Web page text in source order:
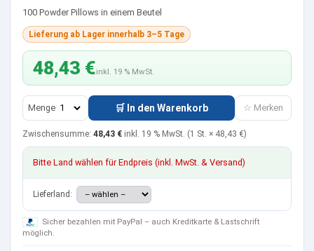
100 Powder Pillows in einem Beutel
Lieferung ab Lager innerhalb 3–5 Tage
48,43 €inkl. 19 % MwSt.
Menge 🛒 In den Warenkorb ☆ Merken
Zwischensumme: 48,43 € inkl. 19 % MwSt. (1 St. × 48,43 €)
Bitte Land wählen für Endpreis (inkl. MwSt. & Versand)
Lieferland:
Sicher bezahlen mit PayPal – auch Kreditkarte & Lastschrift
möglich.